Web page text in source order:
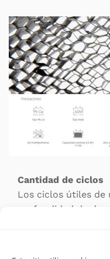
Cantidad de ciclos
Los ciclos útiles de
profundidad de
uso. Así pues,